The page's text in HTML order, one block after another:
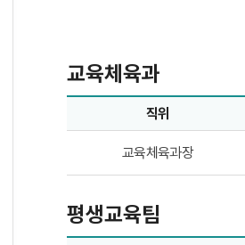
교육체육과
교육체육과업무담당자의 정
직위
교육체육과장
평생교육팀